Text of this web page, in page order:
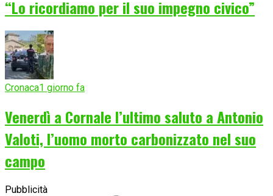
“Lo ricordiamo per il suo impegno civico”
Cronaca1 giorno fa
Venerdì a Cornale l’ultimo saluto a Antonio
Valoti, l’uomo morto carbonizzato nel suo
campo
Pubblicità